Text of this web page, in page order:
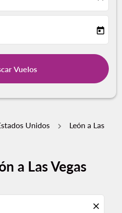
aria-label today
Vuelos
Unidos
León a Las
a Las Vegas
close